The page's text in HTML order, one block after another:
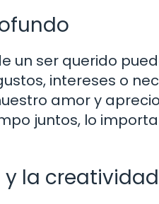
un ser querido
intereses o
amor y
juntos, lo
la creatividad